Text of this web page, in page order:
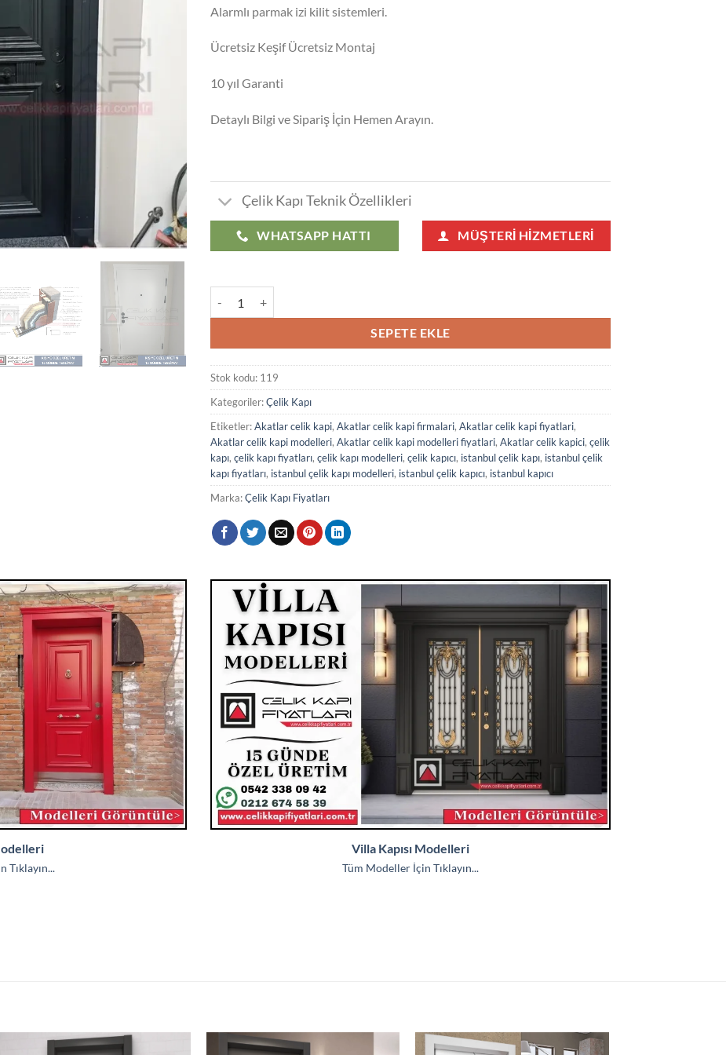
Alarmlı parmak izi kilit sistemleri.
Ücretsiz Keşif Ücretsiz Montaj
10 yıl Garanti
Detaylı Bilgi ve Sipariş İçin Hemen Arayın.
Çelik Kapı Teknik Özellikleri
WHATSAPP HATTI MÜŞTERI HIZMETLERI
SEPETE EKLE
Stok kodu: 119
Kategoriler:Çelik Kapı
Etiketler:Akatlar celik kapi, Akatlar celik kapi firmalari, Akatlar celik kapi fiyatlari,
Akatlar celik kapi modelleri, Akatlar celik kapi modelleri fiyatlari, Akatlar celik kapici, çelik
kapı, çelik kapı fiyatları, çelik kapı modelleri, çelik kapıcı, istanbul çelik kapı, istanbul çelik
kapı fiyatları, istanbul çelik kapı modelleri, istanbul çelik kapıcı, istanbul kapıcı
Marka:Çelik Kapı Fiyatları
Tıklayın...
Villa Kapısı Modelleri
Tüm Modeller İçin Tıklayın...